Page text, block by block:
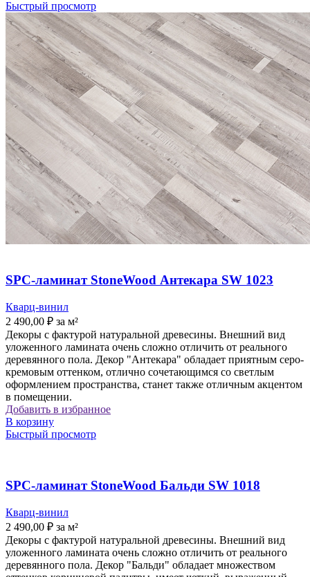
Быстрый просмотр
SPC-ламинат StoneWood Антекара SW 1023
Кварц-винил
2 490,00 ₽ за м²
Декоры с фактурой натуральной древесины. Внешний вид
уложенного ламината очень сложно отличить от реального
деревянного пола. Декор "Антекара" обладает приятным серо-
кремовым оттенком, отлично сочетающимся со светлым
оформлением пространства, станет также отличным акцентом
в помещении.
Добавить в избранное
В корзину
Быстрый просмотр
SPC-ламинат StoneWood Бальди SW 1018
Кварц-винил
2 490,00 ₽ за м²
Декоры с фактурой натуральной древесины. Внешний вид
уложенного ламината очень сложно отличить от реального
деревянного пола. Декор "Бальди" обладает множеством